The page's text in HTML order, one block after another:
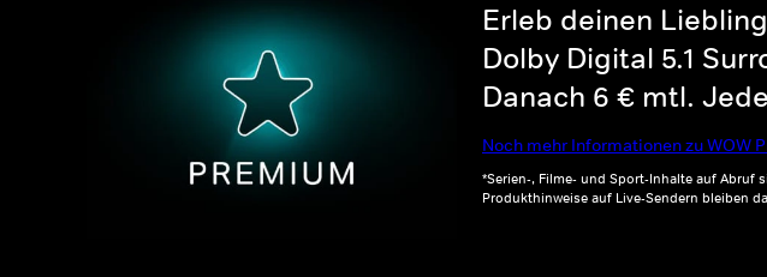
Erleb deinen
Dolby Digital 5.1
Danach 6 € mtl.
Noch mehr Informationen zu WOW
*Serien-, Filme- und Sport-Inhalte auf Abruf
Produkthinweise auf Live-Sendern bleiben